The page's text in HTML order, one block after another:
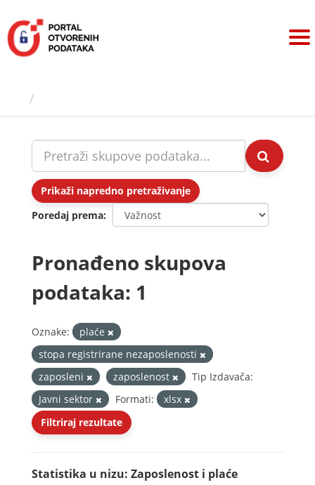
sadržaj
Prikaži napredno pretraživanje
Poredaj prema
Pronađeno skupova
podataka: 1
Oznake:
plaće
stopa registrirane nezaposlenosti
zaposleni
zaposlenost
Tip Izdavača:
Javni sektor
Formati:
xlsx
Filtriraj rezultate
Statistika u nizu: Zaposlenost i plaće